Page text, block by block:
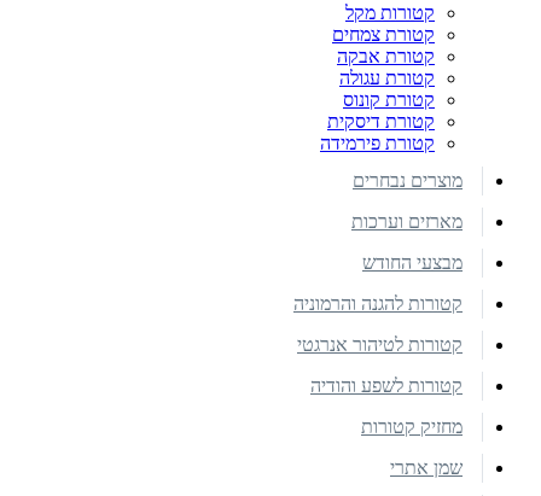
קטורות מקל
קטורת צמחים
קטורת אבקה
קטורת עגולה
קטורת קונוס
קטורת דיסקית
קטורת פירמידה
מוצרים נבחרים
מארזים וערכות
מבצעי החודש
קטורות להגנה והרמוניה
קטורות לטיהור אנרגטי
קטורות לשפע והודיה
מחזיק קטורות
שמן אתרי